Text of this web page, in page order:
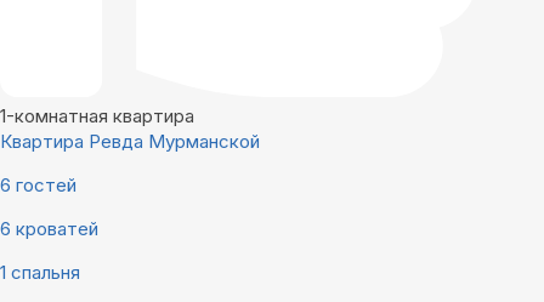
1-комнатная квартира
Квартира Ревда Мурманской
6 гостей
6 кроватей
1 спальня